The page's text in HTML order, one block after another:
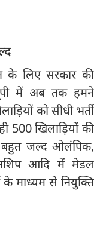
के लिए सरकार की
यूपी में अब तक हमने
को सीधी भर्ती
500 खिलाड़ियों की
बहुत जल्द ओलंपिक,
आदि में मेडल
के माध्यम से नियुक्ति